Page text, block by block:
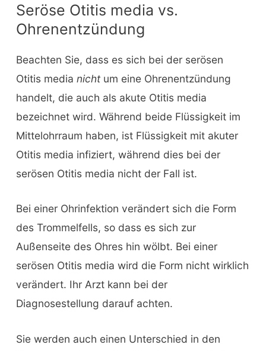
Seröse Otitis media vs.
Ohrenentzündung
Beachten Sie, dass es sich bei der serösen
Otitis media nicht um eine Ohrenentzündung
handelt, die auch als akute Otitis media
bezeichnet wird. Während beide Flüssigkeit im
Mittelohrraum haben, ist Flüssigkeit mit akuter
Otitis media infiziert, während dies bei der
serösen Otitis media nicht der Fall ist.
Bei einer Ohrinfektion verändert sich die Form
des Trommelfells, so dass es sich zur
Außenseite des Ohres hin wölbt. Bei einer
serösen Otitis media wird die Form nicht wirklich
verändert. Ihr Arzt kann bei der
Diagnosestellung darauf achten.
Sie werden auch einen Unterschied in den